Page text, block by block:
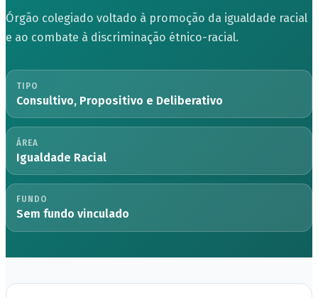
Órgão colegiado voltado à promoção da igualdade racial
e ao combate à discriminação étnico-racial.
TIPO
Consultivo, Propositivo e Deliberativo
ÁREA
Igualdade Racial
FUNDO
Sem fundo vinculado